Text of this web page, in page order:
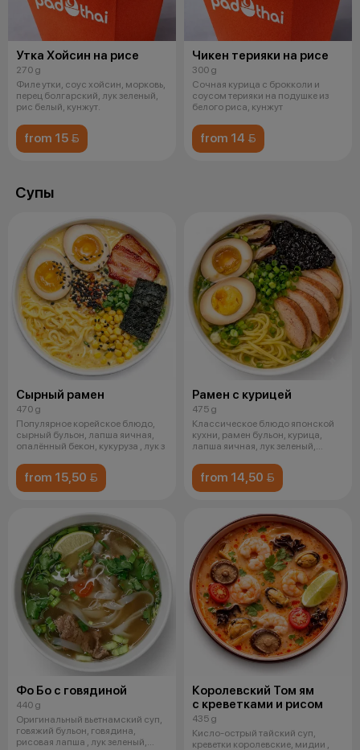
Утка Хойсин на рисе
270 g
Филе утки, соус хойсин, морковь,
перец болгарский, лук зеленый,
рис белый, кунжут.
from 15 
Чикен терияки на рисе
300 g
Сочная курица с брокколи и
соусом терияки на подушке из
белого риса, кунжут
from 14 
Супы
Сырный рамен
470 g
Популярное корейское блюдо,
сырный бульон, лапша яичная,
опалённый бекон, кукуруза , лук з
from 15,50 
Рамен с курицей
475 g
Классическое блюдо японской
кухни, рамен бульон, курица,
лапша яичная, лук зеленый,
from 14,50 
Фо Бо с говядиной
440 g
Оригинальный вьетнамский суп,
говяжий бульон, говядина,
рисовая лапша , лук зеленый,
Королевский Том ям
с креветками и рисом
435 g
Кисло-острый тайский суп,
креветки королевские, мидии ,